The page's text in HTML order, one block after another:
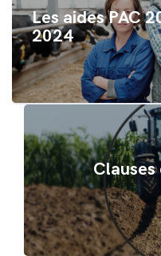
Les aides PAC
2024